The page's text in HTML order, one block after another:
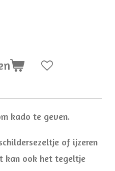
kado te geven.
of ijzeren
kan ook het tegeltje